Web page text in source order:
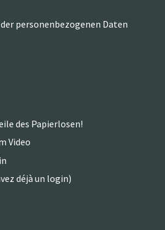
personenbezogenen Daten
des Papierlosen!
Video
déjà un login)